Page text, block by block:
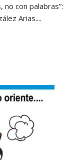
con palabras”:
Arias....